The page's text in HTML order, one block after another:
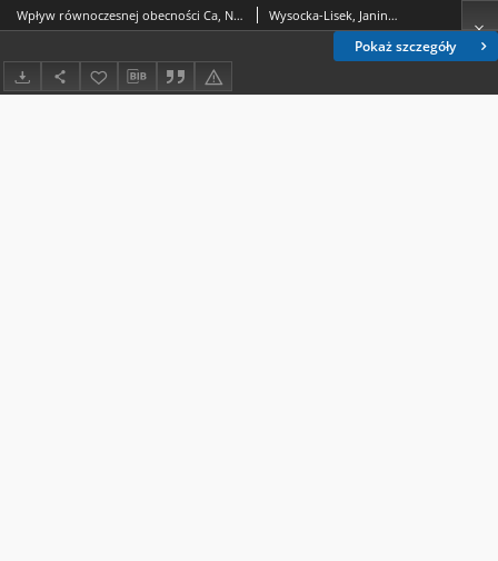
Pokaż szczegóły
Wpływ równoczesnej obecności Ca, Ni, Bi i Nd lub Mg, Cu, Fe i Pr na intensywność linii spektralnych manganu w łuku prądu zmiennego = Vliânie odnovremennogo prisutstviâ Ca, Ni, Bi i Nd ili Mg, Cu, Fe i Pr na intensivnostʹ spektralʹnyh linij marganca v duge peremennogo toka = The Influence of the simultaneous presence of Ca, Ni, Bi and Nd or Mg, Cu, Fe or Pr on the manganese spectral lines intensity during current arc excitation / Wysocka-Lisek, Janina.; Pirek, Daniela.; Niemirowska, Alicja.